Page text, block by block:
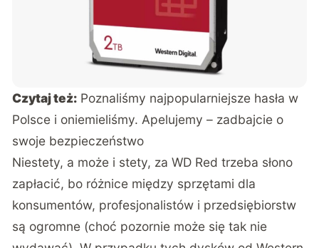
Czytaj też: Poznaliśmy najpopularniejsze hasła w
Polsce i oniemieliśmy. Apelujemy – zadbajcie o
swoje bezpieczeństwo
Niestety, a może i stety, za WD Red trzeba słono
zapłacić, bo różnice między sprzętami dla
konsumentów, profesjonalistów i przedsiębiorstw
są ogromne (choć pozornie może się tak nie